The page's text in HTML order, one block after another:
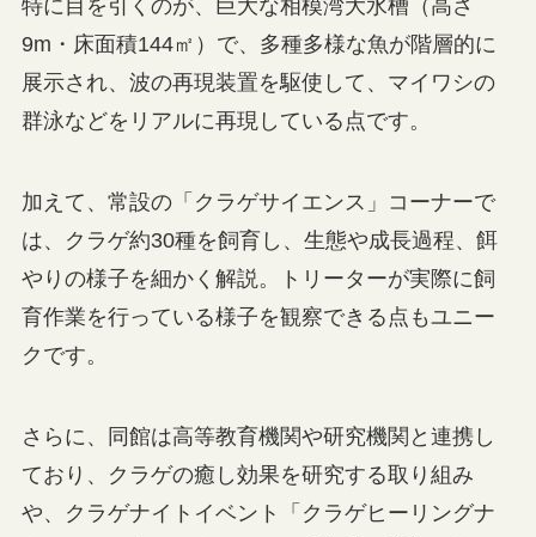
特に目を引くのが、巨大な相模湾大水槽（高さ
9m・床面積144㎡）で、多種多様な魚が階層的に
展示され、波の再現装置を駆使して、マイワシの
群泳などをリアルに再現している点です。
加えて、常設の「クラゲサイエンス」コーナーで
は、クラゲ約30種を飼育し、生態や成長過程、餌
やりの様子を細かく解説。トリーターが実際に飼
育作業を行っている様子を観察できる点もユニー
クです。
さらに、同館は高等教育機関や研究機関と連携し
ており、クラゲの癒し効果を研究する取り組み
や、クラゲナイトイベント「クラゲヒーリングナ